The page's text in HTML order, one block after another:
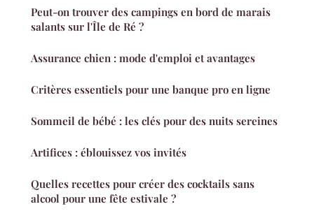
Peut-on trouver des campings en bord de marais
salants sur l'Île de Ré ?
Assurance chien : mode d'emploi et avantages
Critères essentiels pour une banque pro en ligne
Sommeil de bébé : les clés pour des nuits sereines
Artifices : éblouissez vos invités
Quelles recettes pour créer des cocktails sans
alcool pour une fête estivale ?